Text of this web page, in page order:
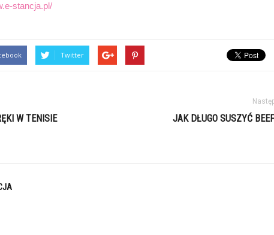
stancja.pl/
Twitter
W TENISIE
JAK DŁUGO SUSZYĆ